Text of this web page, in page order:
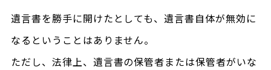
遺言書を勝手に開けたとしても、遺言書自体が無効に
なるということはありません。
ただし、法律上、遺言書の保管者または保管者がいな